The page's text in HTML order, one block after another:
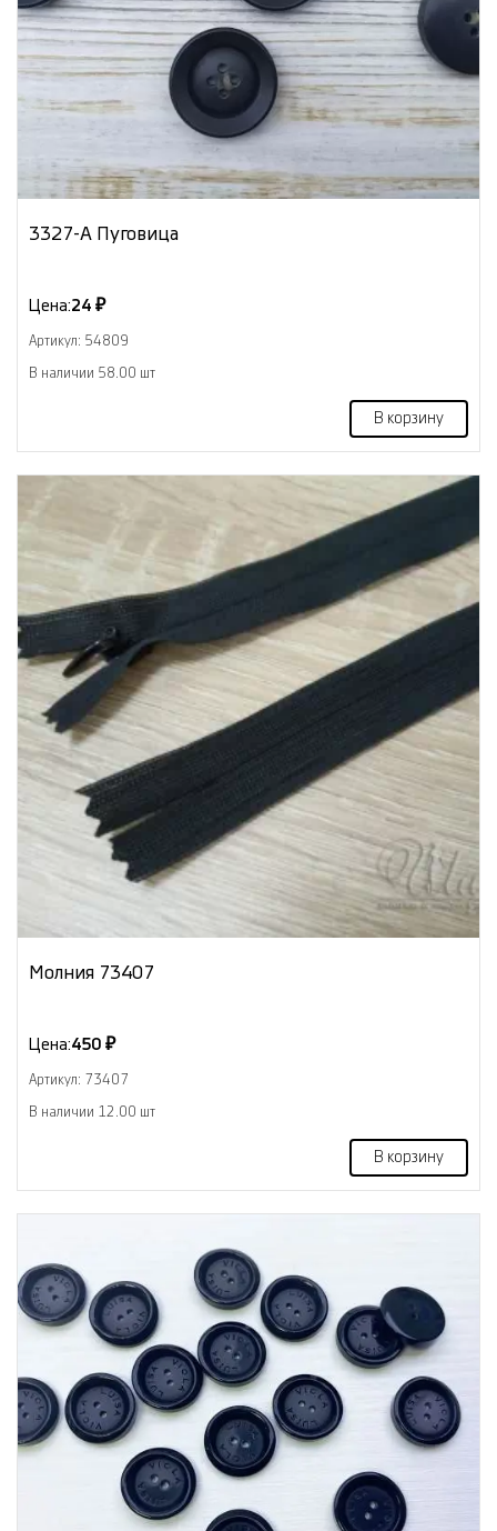
3327-А Пуговица
Цена:24 ₽
Артикул: 54809
В наличии 58.00 шт
В корзину
Молния 73407
Цена:450 ₽
Артикул: 73407
В наличии 12.00 шт
В корзину